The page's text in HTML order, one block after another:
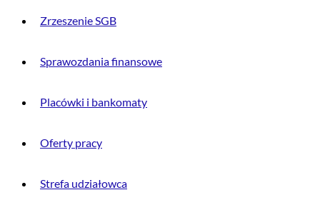
Zrzeszenie SGB
Sprawozdania finansowe
Placówki i bankomaty
Oferty pracy
Strefa udziałowca